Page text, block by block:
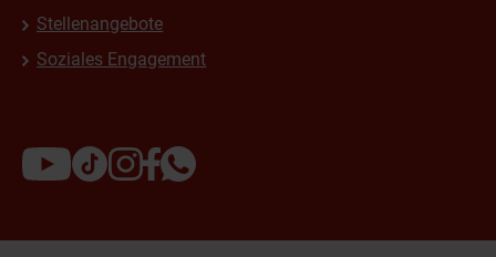
Stellenangebote
Soziales Engagement